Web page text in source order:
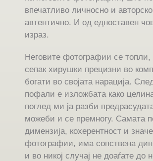
впечатливо личносно и
автентично. И од едноставен
израз.
Неговите фотографии се
сепак хирушки прецизни во
богати во својата нарација.
пофали е изложбата како
поглед ми ја разби
можеби и се премногу. Самата
димензија, кохерентност и
фотографии, има сопствена
и во никој случај не доаѓате